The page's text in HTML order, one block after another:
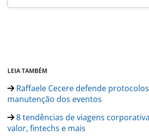
LEIA TAMBÉM
Raffaele Cecere defende
manutenção dos eventos
8 tendências de viagens
valor, fintechs e mais